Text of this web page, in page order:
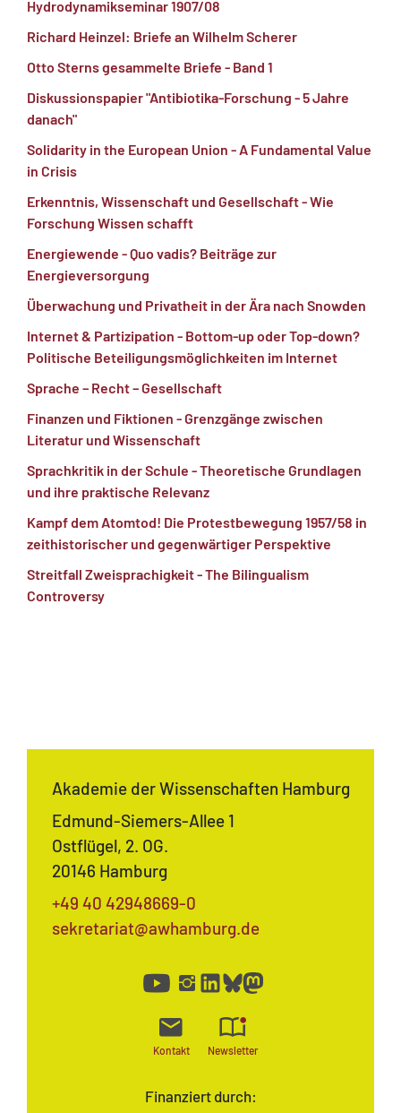
Hydrodynamikseminar 1907/08
Richard Heinzel: Briefe an Wilhelm Scherer
Otto Sterns gesammelte Briefe - Band 1
Diskussionspapier "Antibiotika-Forschung - 5 Jahre
danach"
Solidarity in the European Union - A Fundamental Value
in Crisis
Erkenntnis, Wissenschaft und Gesellschaft - Wie
Forschung Wissen schafft
Energiewende - Quo vadis? Beiträge zur
Energieversorgung
Überwachung und Privatheit in der Ära nach Snowden
Internet & Partizipation - Bottom-up oder Top-down?
Politische Beteiligungsmöglichkeiten im Internet
Sprache – Recht – Gesellschaft
Finanzen und Fiktionen - Grenzgänge zwischen
Literatur und Wissenschaft
Sprachkritik in der Schule - Theoretische Grundlagen
und ihre praktische Relevanz
Kampf dem Atomtod! Die Protestbewegung 1957/58 in
zeithistorischer und gegenwärtiger Perspektive
Streitfall Zweisprachigkeit - The Bilingualism
Controversy
Finanziert durch:
Akademie der Wissenschaften Hamburg
Edmund-Siemers-Allee 1
Ostflügel, 2. OG.
20146 Hamburg
+49 40 42948669-0
sekretariat@awhamburg.de
Kontakt Newsletter